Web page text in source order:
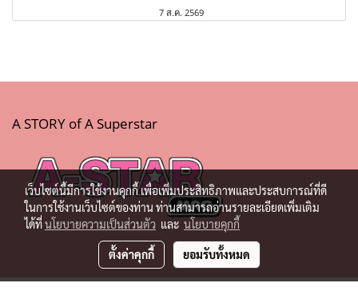
7 ส.ค. 2569
A STORY of A Superstar
เว็บไซต์นี้มีการใช้งานคุกกี้ เพื่อเพิ่มประสิทธิภาพและประสบการณ์ที่ดี
ในการใช้งานเว็บไซต์ของท่าน ท่านสามารถอ่านรายละเอียดเพิ่มเติม
ได้ที่นโยบายความเป็นส่วนตัว และ นโยบายคุกกี้
ตั้งค่าคุกกี้ ยอมรับทั้งหมด